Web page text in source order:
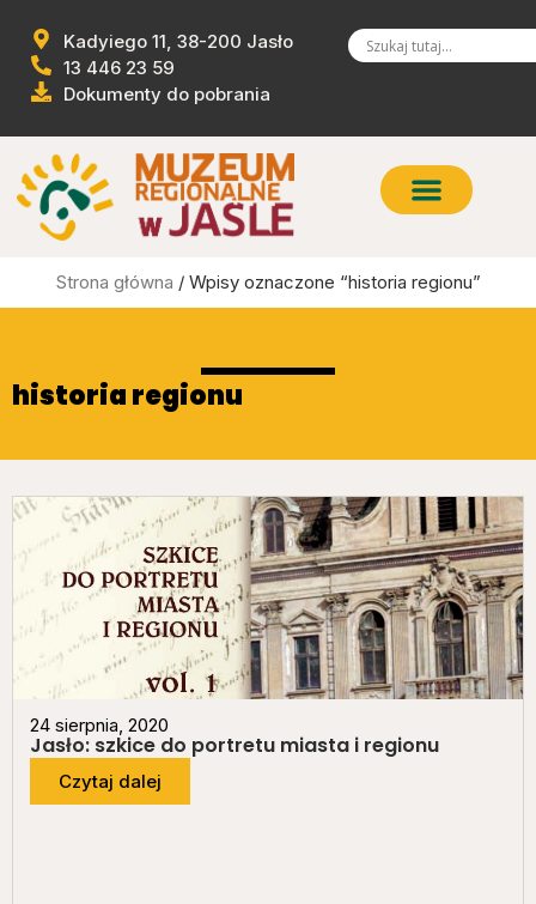
Kadyiego 11, 38-200 Jasło
13 446 23 59
Dokumenty do pobrania
Strona główna / Wpisy oznaczone “historia regionu”
historia regionu
24 sierpnia, 2020
Jasło: szkice do portretu miasta i regionu
Czytaj dalej